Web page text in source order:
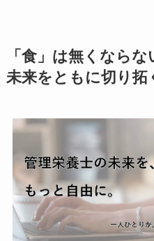
「食」は無くなら
未来をともに切り拓